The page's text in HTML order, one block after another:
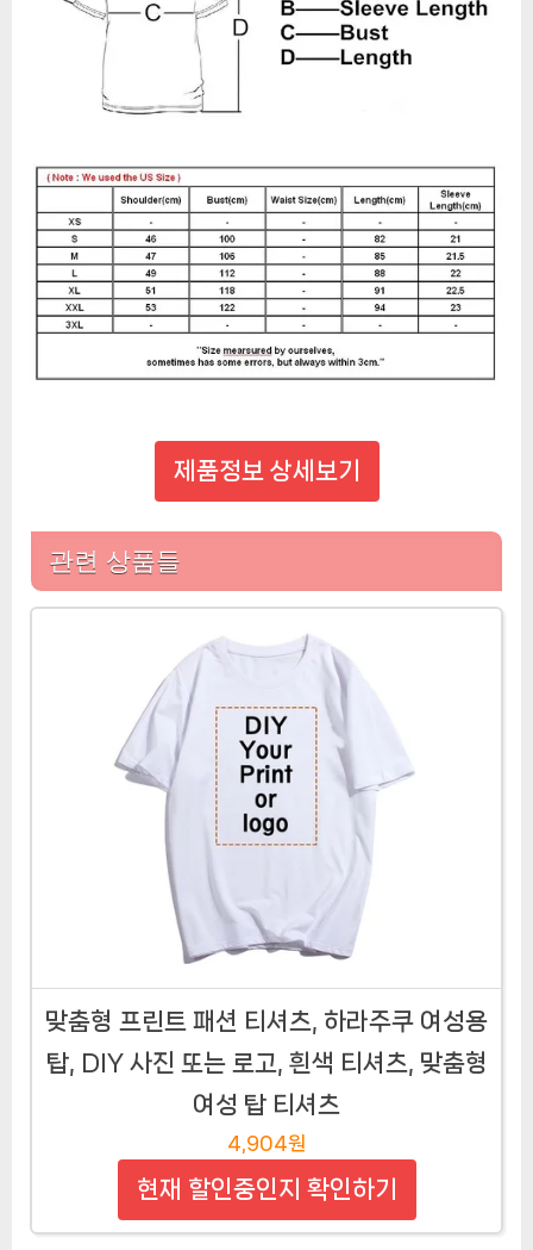
제품정보 상세보기
관련 상품들
맞춤형 프린트 패션 티셔츠, 하라주쿠 여성용
탑, DIY 사진 또는 로고, 흰색 티셔츠, 맞춤형
여성 탑 티셔츠
4,904원
현재 할인중인지 확인하기